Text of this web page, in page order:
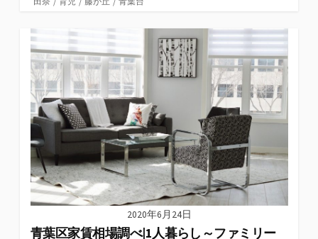
2020年6月24日
青葉区家賃相場調べ|1人暮らし～ファミリー